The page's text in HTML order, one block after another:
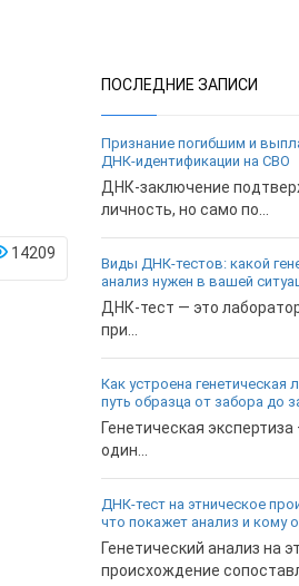
14209
ПОСЛЕДНИЕ ЗАПИСИ
Признание погибшим и
ДНК-идентификации на СВО
ДНК-заключение
личность, но само по...
Виды ДНК-тестов: какой
анализ нужен в вашей
ДНК-тест — это
при...
Как устроена генетическая
путь образца от забора до
Генетическая экспертиза
один...
ДНК-тест на этническое
что покажет анализ и кому
Генетический анализ на
происхождение